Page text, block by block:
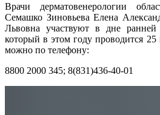
Врачи дерматовенерологии
Семашко Зиновьева Елена
Львовна участвуют в дне ранней
который в этом году проводится 25
можно по телефону:
8800 2000 345; 8(831)436-40-01